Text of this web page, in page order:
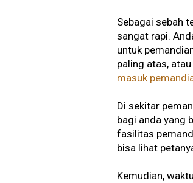
Sebagai sebah
sangat rapi.
untuk
paling atas,
masuk
Di sekitar
bagi anda yang
fasilitas
bisa lihat
Kemudian,